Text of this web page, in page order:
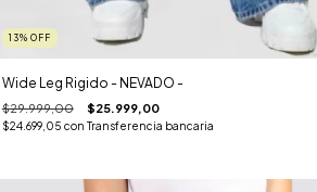
13% OFF
Wide Leg Rigido - NEVADO -
$29.999,00 $25.999,00
$24.699,05 con Transferencia bancaria